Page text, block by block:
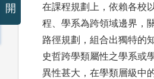
在課程規劃上，依賴各校
程、學系為跨領域邊界，
路徑規劃，組合出獨特的
史哲跨學類屬性之學系或
異性甚大，在學類層級中
開